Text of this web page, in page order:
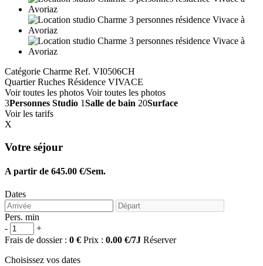
Catégorie Charme Ref. VI0506CH
Quartier Ruches Résidence VIVACE
Voir toutes les photos Voir toutes les photos
3Personnes Studio 1Salle de bain 20Surface
Voir les tarifs
X
Votre séjour
A partir de 645.00 €/Sem.
Dates
Pers. min
-
+
Frais de dossier : 0 € Prix : 0.00 €/7J Réserver
Choisissez vos dates